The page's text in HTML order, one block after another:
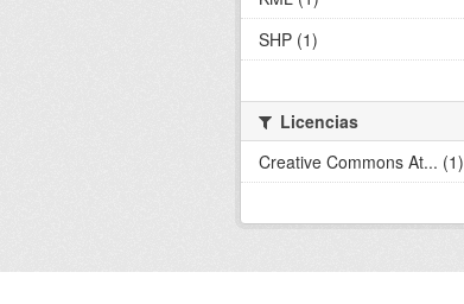
SHP (1)
Licencias
Creative Commons At... (1)